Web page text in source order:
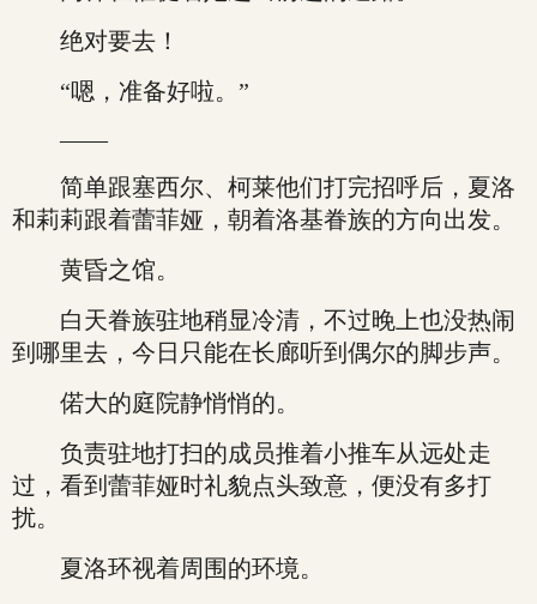
绝对要去！
“嗯，准备好啦。”
——
简单跟塞西尔、柯莱他们打完招呼后，夏洛
和莉莉跟着蕾菲娅，朝着洛基眷族的方向出发。
黄昏之馆。
白天眷族驻地稍显冷清，不过晚上也没热闹
到哪里去，今日只能在长廊听到偶尔的脚步声。
偌大的庭院静悄悄的。
负责驻地打扫的成员推着小推车从远处走
过，看到蕾菲娅时礼貌点头致意，便没有多打
扰。
夏洛环视着周围的环境。